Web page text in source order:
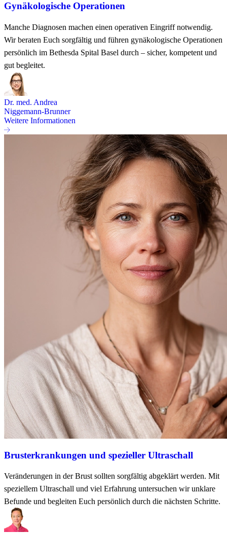
Gynäkologische Operationen
Manche Diagnosen machen einen operativen Eingriff notwendig.
Wir beraten Euch sorgfältig und führen gynäkologische Operationen
persönlich im Bethesda Spital Basel durch – sicher, kompetent und
gut begleitet.
Dr. med. Andrea
Niggemann-Brunner
Weitere Informationen
Brusterkrankungen und spezieller Ultraschall
Veränderungen in der Brust sollten sorgfältig abgeklärt werden. Mit
speziellem Ultraschall und viel Erfahrung untersuchen wir unklare
Befunde und begleiten Euch persönlich durch die nächsten Schritte.